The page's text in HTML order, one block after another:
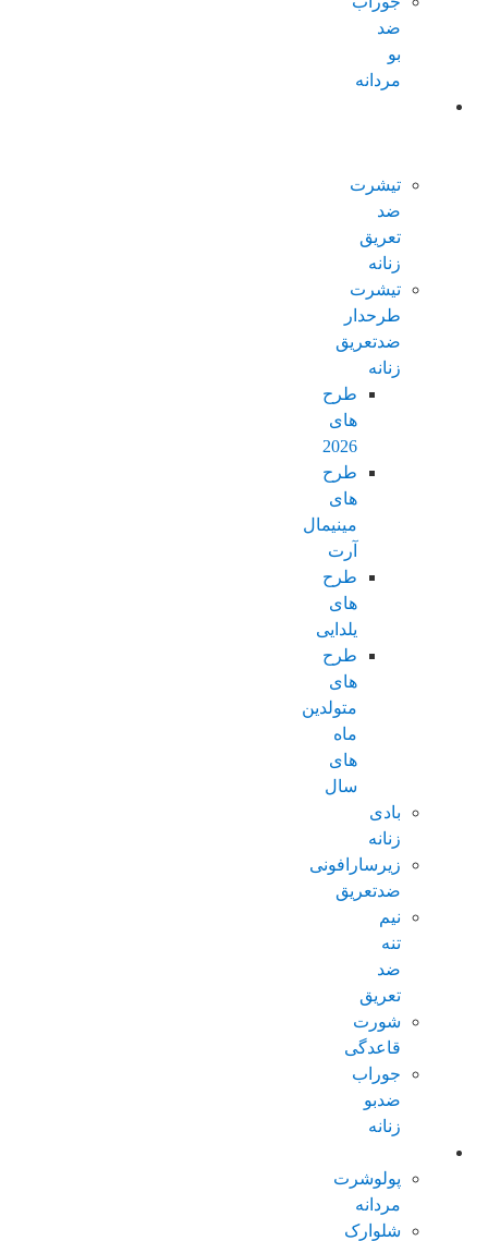
ضد
بو
مردانه
تیشرت
ضد
تعریق
زنانه
تیشرت
طرحدار
ضدتعریق
زنانه
طرح
های
2026
طرح
های
مینیمال
آرت
طرح
های
یلدایی
طرح
های
متولدین
ماه
های
سال
بادی
زنانه
زیرسارافونی
ضدتعریق
نیم
تنه
ضد
تعریق
شورت
قاعدگی
جوراب
ضدبو
زنانه
پولوشرت
مردانه
شلوارک